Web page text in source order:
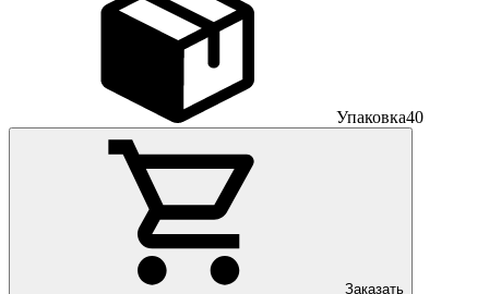
Упаковка40
Заказать